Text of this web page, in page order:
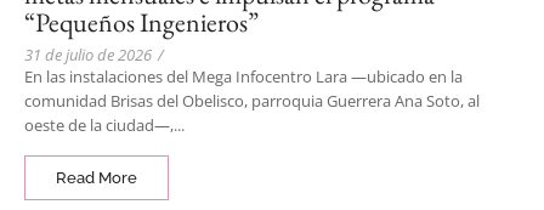
“Pequeños Ingenieros”
31 de julio de 2026 /
En las instalaciones del Mega Infocentro Lara —ubicado en la
comunidad Brisas del Obelisco, parroquia Guerrera Ana Soto, al
oeste de la ciudad—,...
Read More